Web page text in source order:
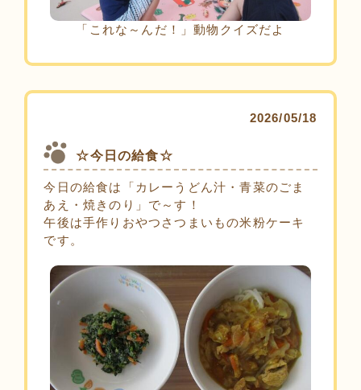
「これな～んだ！」動物クイズだよ
2026/05/18
☆今日の給食☆
今日の給食は「カレーうどん汁・青菜のごま
あえ・焼きのり」で～す！
午後は手作りおやつさつまいもの米粉ケーキ
です。